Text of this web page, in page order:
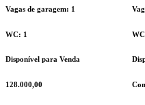
Vagas de garagem: 1
WC: 1
Disponível para Venda
128.000,00